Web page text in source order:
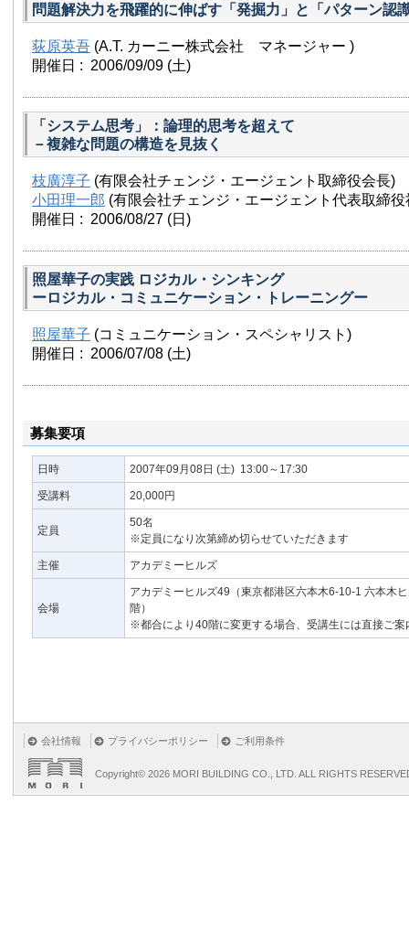
問題解決力を飛躍的に伸ばす「発掘力」と「パターン認
荻原英吾 (A.T. カーニー株式会社 マネージャー )
開催日 : 2006/09/09 (土)
「システム思考」：論理的思考を超えて
－複雑な問題の構造を見抜く
枝廣淳子 (有限会社チェンジ・エージェント取締役会長)
小田理一郎 (有限会社チェンジ・エージェント代表取締役
開催日 : 2006/08/27 (日)
照屋華子の実践 ロジカル・シンキング
ーロジカル・コミュニケーション・トレーニングー
照屋華子 (コミュニケーション・スペシャリスト)
開催日 : 2006/07/08 (土)
募集要項
日時 2007年09月08日 (土) 13:00～17:30
受講料 20,000円
定員
50名
※定員になり次第締め切らせていただきます
主催 アカデミーヒルズ
会場
アカデミーヒルズ49（東京都港区六本木6-10-1 六本木
階）
※都合により40階に変更する場合、受講生には直接ご案
会社情報 プライバシーポリシー ご利用条件
Copyright© 2026 MORI BUILDING CO., LTD. ALL RIGHTS